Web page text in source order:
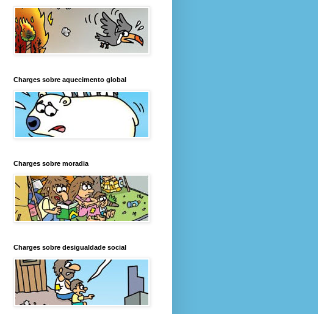
Charges sobre aquecimento global
Charges sobre moradia
Charges sobre desigualdade social